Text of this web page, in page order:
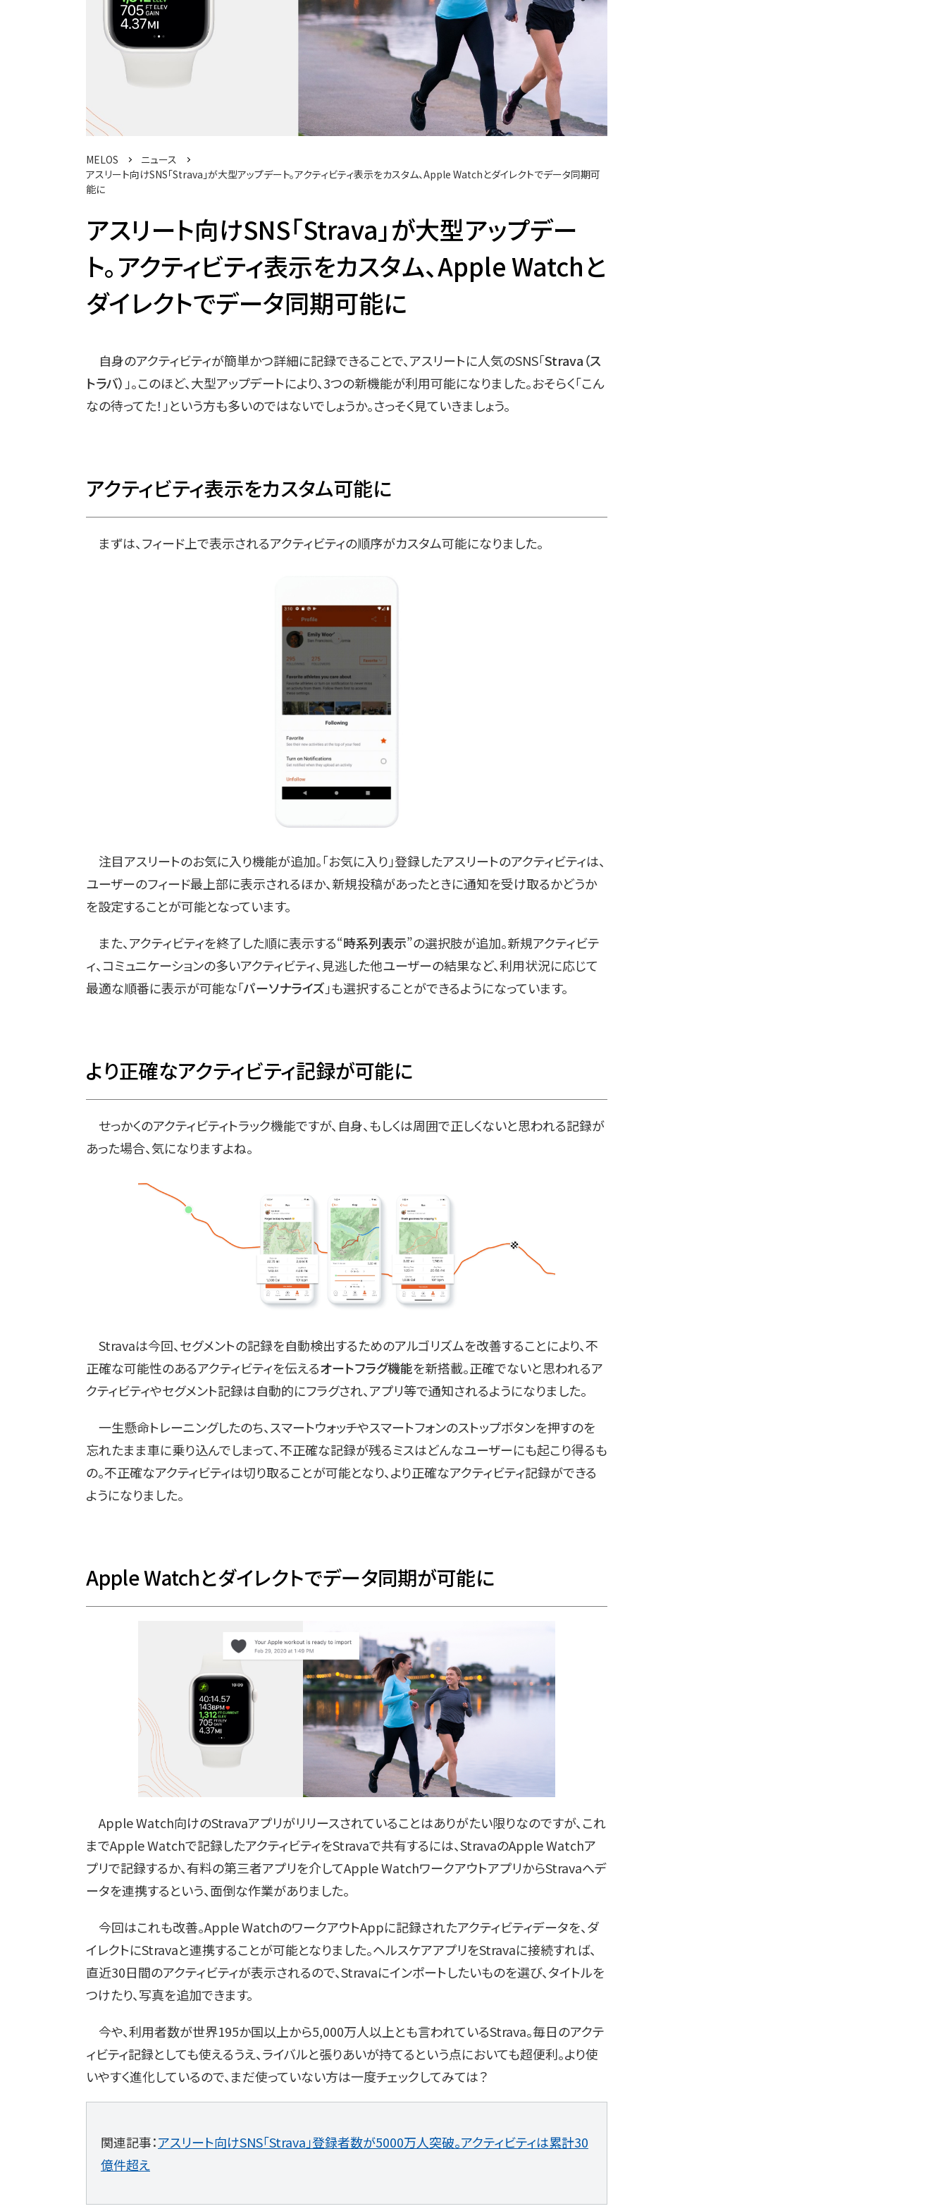
MELOS
ニュース
アスリート向けSNS「Strava」が大型アップデート。アクティビティ表示をカスタム、Apple Watchとダイレクトでデータ同期可
能に
アスリート向けSNS「Strava」が大型アップデー
ト。アクティビティ表示をカスタム、Apple Watchと
ダイレクトでデータ同期可能に
自身のアクティビティが簡単かつ詳細に記録できることで、アスリートに人気のSNS「Strava（ス
トラバ） 」。このほど、大型アップデートにより、3つの新機能が利用可能になりました。おそらく「こん
なの待ってた！」という方も多いのではないでしょうか。さっそく見ていきましょう。
アクティビティ表示をカスタム可能に
まずは、フィード上で表示されるアクティビティの順序がカスタム可能になりました。
注目アスリートのお気に入り機能が追加。「お気に入り」登録したアスリートのアクティビティは、
ユーザーのフィード最上部に表示されるほか、新規投稿があったときに通知を受け取るかどうか
を設定することが可能となっています。
また、アクティビティを終了した順に表示する“時系列表示”の選択肢が追加。新規アクティビテ
ィ、コミュニケーションの多いアクティビティ、見逃した他ユーザーの結果など、利用状況に応じて
最適な順番に表示が可能な「パーソナライズ」も選択することができるようになっています。
より正確なアクティビティ記録が可能に
せっかくのアクティビティトラック機能ですが、自身、もしくは周囲で正しくないと思われる記録が
あった場合、気になりますよね。
Stravaは今回、セグメントの記録を自動検出するためのアルゴリズムを改善することにより、不
正確な可能性のあるアクティビティを伝えるオートフラグ機能を新搭載。正確でないと思われるア
クティビティやセグメント記録は自動的にフラグされ、アプリ等で通知されるようになりました。
一生懸命トレーニングしたのち、スマートウォッチやスマートフォンのストップボタンを押すのを
忘れたまま車に乗り込んでしまって、不正確な記録が残るミスはどんなユーザーにも起こり得るも
の。不正確なアクティビティは切り取ることが可能となり、より正確なアクティビティ記録ができる
ようになりました。
Apple Watchとダイレクトでデータ同期が可能に
Apple Watch向けのStravaアプリがリリースされていることはありがたい限りなのですが、これ
までApple Watchで記録したアクティビティをStravaで共有するには、StravaのApple Watchア
プリで記録するか、有料の第三者アプリを介してApple WatchワークアウトアプリからStravaへデ
ータを連携するという、面倒な作業がありました。
今回はこれも改善。Apple WatchのワークアウトAppに記録されたアクティビティデータを、ダ
イレクトにStravaと連携することが可能となりました。ヘルスケアアプリをStravaに接続すれば、
直近30日間のアクティビティが表示されるので、Stravaにインポートしたいものを選び、タイトルを
つけたり、写真を追加できます。
今や、利用者数が世界195か国以上から5,000万人以上とも言われているStrava。毎日のアクテ
ィビティ記録としても使えるうえ、ライバルと張りあいが持てるという点においても超便利。より使
いやすく進化しているので、まだ使っていない方は一度チェックしてみては？
関連記事：アスリート向けSNS「Strava」登録者数が5000万人突破。アクティビティは累計30
億件超え